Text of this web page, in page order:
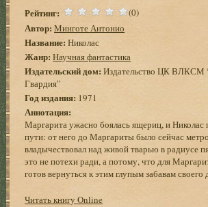
Рейтинг: (0)
Автор:Минготе Антонио
Название: Николас
Жанр: Научная фантастика
Издательский дом:Издательство ЦК ВЛКСМ
Гвардия”
Год издания: 1971
Аннотация:
Маргарита ужасно боялась ящериц, и Николас
пути: от него до Маргариты было сейчас
владычествовал над живой тварью в радиусе
это не потехи ради, а потому, что для
готов вернуться к этим глупым забавам
Читать книгу Online